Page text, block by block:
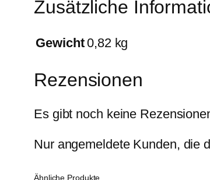
Zusätzliche
Gewicht0,82 kg
Rezensionen
Es gibt noch keine
Nur angemeldete Kunden, die
Ähnliche Produkte